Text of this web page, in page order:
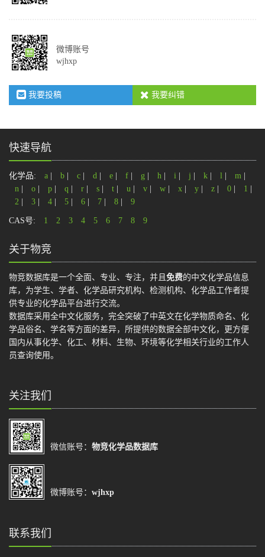
微博账号
wjhxp
我要投稿 我要纠错
快速导航
化学品: a b c d e f g h i j k l m
n
o p q r s t u v w x y z 0 1
2
3 4 5 6 7 8 9
CAS号: 1 2 3 4 5 6 7 8 9
关于物竞
物竞数据库是一个全面、专业、专注，并且 免费的中文化学品信息
库，为学生、学者、化学品研究机构、检测机构、化学品工作者提
供专业的化学品平台进行交流。
数据库采用全中文化服务，完全突破了中英文在化学物质命名、化
学品俗名、学名等方面的差异，所提供的数据全部中文化，更方便
国内从事化学、化工、材料、生物、环境等化学相关行业的工作人
员查询使用。
关注我们
微信账号： 物竞化学品数据库
微博账号： wjhxp
联系我们